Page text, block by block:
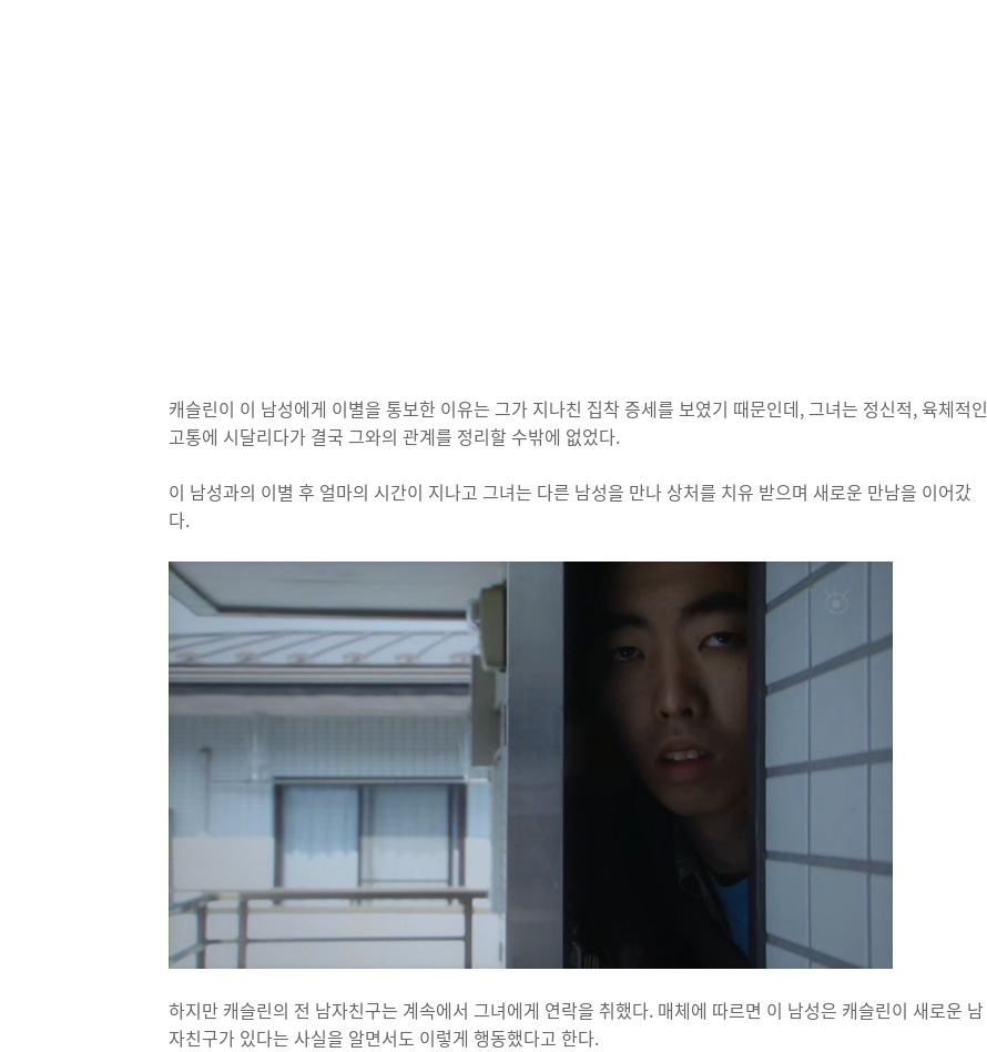
캐슬린이 이 남성에게 이별을 통보한 이유는 그가 지나친 집착 증세를 보였기 때문인데, 그녀는 정신적, 육체적인
고통에 시달리다가 결국 그와의 관계를 정리할 수밖에 없었다.
이 남성과의 이별 후 얼마의 시간이 지나고 그녀는 다른 남성을 만나 상처를 치유 받으며 새로운 만남을 이어갔
다.
하지만 캐슬린의 전 남자친구는 계속에서 그녀에게 연락을 취했다. 매체에 따르면 이 남성은 캐슬린이 새로운 남
자친구가 있다는 사실을 알면서도 이렇게 행동했다고 한다.